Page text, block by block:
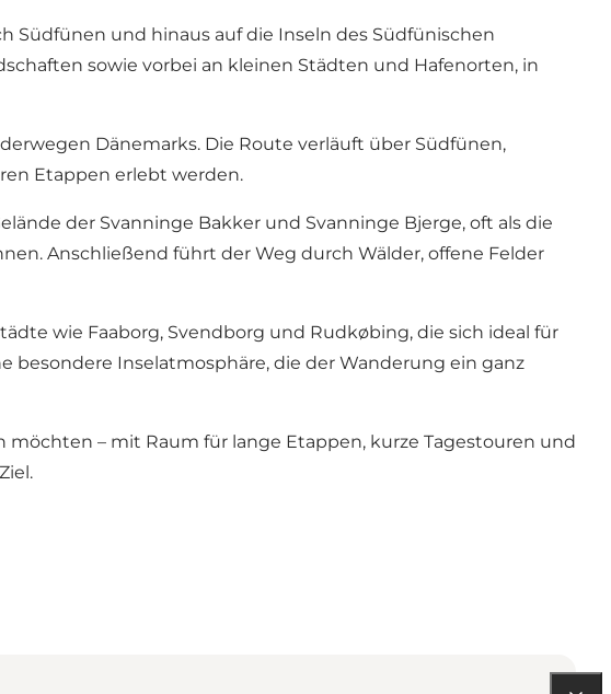
Südfünen und hinaus auf die Inseln des Südfünischen
sowie vorbei an kleinen Städten und Hafenorten, in
Dänemarks. Die Route verläuft über Südfünen,
Etappen erlebt werden.
der Svanninge Bakker und Svanninge Bjerge, oft als die
Anschließend führt der Weg durch Wälder, offene Felder
wie Faaborg, Svendborg und Rudkøbing, die sich ideal für
besondere Inselatmosphäre, die der Wanderung ein ganz
– mit Raum für lange Etappen, kurze Tagestouren und